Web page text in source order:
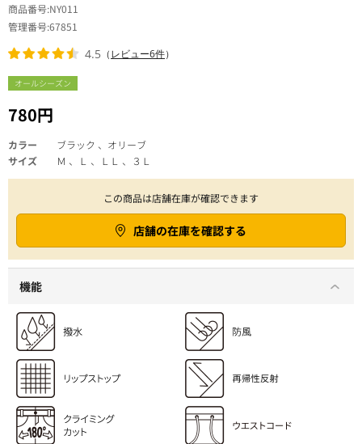
オールシーズン
780円
商品番号 NY011
管理番号67851
4.5 （レビュー6件）
カラー
ブラック 、オリーブ
サイズ
Ｍ 、Ｌ 、ＬＬ 、３Ｌ
この商品は店舗在庫が確認できます
店舗の在庫を確認する
機能